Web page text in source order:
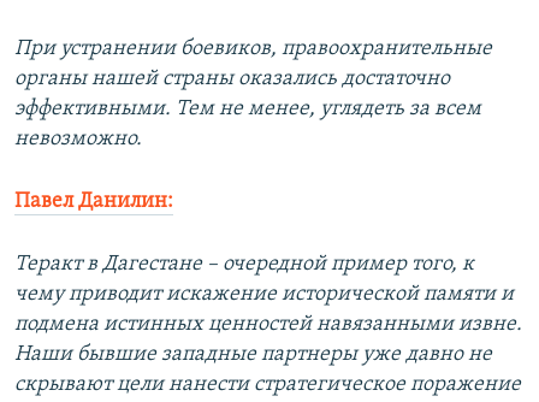
При устранении боевиков, правоохранительные
органы нашей страны оказались достаточно
эффективными. Тем не менее, углядеть за всем
невозможно.
Павел Данилин:
Теракт в Дагестане – очередной пример того, к
чему приводит искажение исторической памяти и
подмена истинных ценностей навязанными извне.
Наши бывшие западные партнеры уже давно не
скрывают цели нанести стратегическое поражение